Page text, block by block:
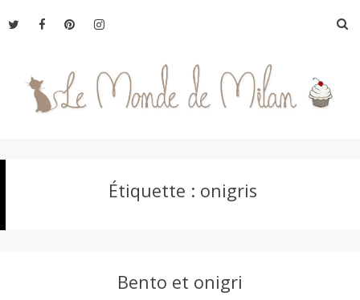
au
Étiquette : onigris
Bento et onigri